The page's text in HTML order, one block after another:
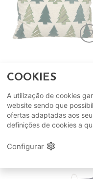
Almofada Decorativa
24,99€ ADICIONAR
COOKIES
A utilização de cookies
website sendo que
ofertas adaptadas aos
definições de cookies a
Configurar settings